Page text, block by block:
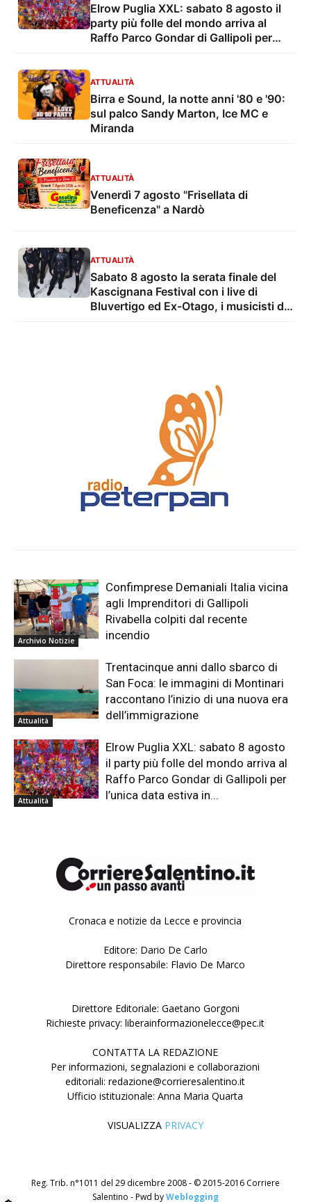
Elrow Puglia XXL: sabato 8 agosto il
party più folle del mondo arriva al
Raffo Parco Gondar di Gallipoli per
ATTUALITÀ
Birra e Sound, la notte anni '80 e '90:
sul palco Sandy Marton, Ice MC e
Miranda
ATTUALITÀ
Venerdì 7 agosto "Frisellata di
Beneficenza" a Nardò
ATTUALITÀ
Sabato 8 agosto la serata finale del
Kascignana Festival con i live di
Bluvertigo ed Ex-Otago, i musicisti di
Archivio Notizie
Confimprese Demaniali Italia vicina
agli Imprenditori di Gallipoli
Rivabella colpiti dal recente
incendio
Attualità
Trentacinque anni dallo sbarco di
San Foca: le immagini di Montinari
raccontano l’inizio di una nuova era
dell’immigrazione
Attualità
Elrow Puglia XXL: sabato 8 agosto
il party più folle del mondo arriva al
Raffo Parco Gondar di Gallipoli per
l’unica data estiva in...
Cronaca e notizie da Lecce e provincia
Editore: Dario De Carlo
Direttore responsabile: Flavio De Marco
Direttore Editoriale: Gaetano Gorgoni
Richieste privacy: liberainformazionelecce@pec.it
CONTATTA LA REDAZIONE
Per informazioni, segnalazioni e collaborazioni
editoriali: redazione@corrieresalentino.it
Ufficio istituzionale: Anna Maria Quarta
VISUALIZZA PRIVACY
Reg. Trib. n°1011 del 29 dicembre 2008 - © 2015-2016 Corriere
Salentino - Pwd byWeblogging